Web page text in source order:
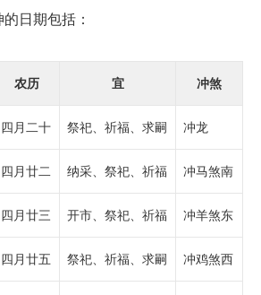
日期包括：
农历 宜 冲煞
四月二十 祭祀、祈福、求嗣 冲龙
四月廿二 纳采、祭祀、祈福 冲马煞南
四月廿三 开市、祭祀、祈福 冲羊煞东
四月廿五 祭祀、祈福、求嗣 冲鸡煞西